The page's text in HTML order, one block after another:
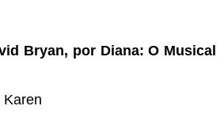
Bryan, por Diana: O Musical
Karen